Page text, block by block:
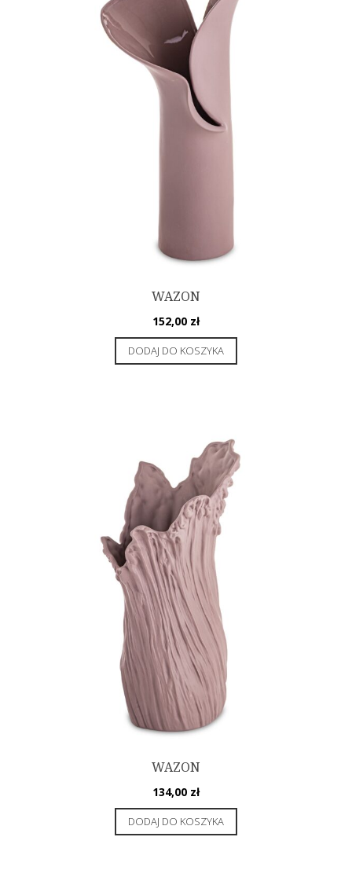
WAZON
152,00 zł
DODAJ DO KOSZYKA
WAZON
134,00 zł
DODAJ DO KOSZYKA